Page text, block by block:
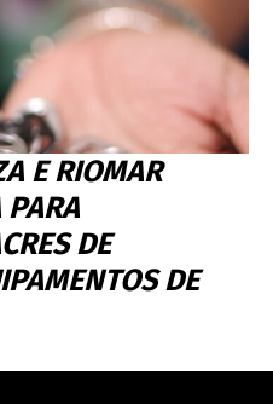
E RIOMAR
PARA
DE
DE